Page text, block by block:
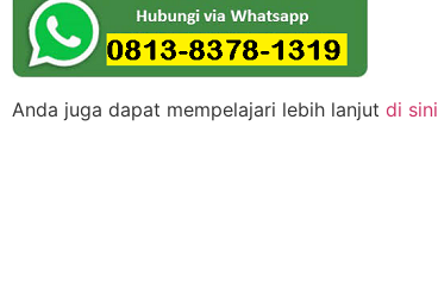
Anda juga dapat mempelajari lebih lanjut di sini